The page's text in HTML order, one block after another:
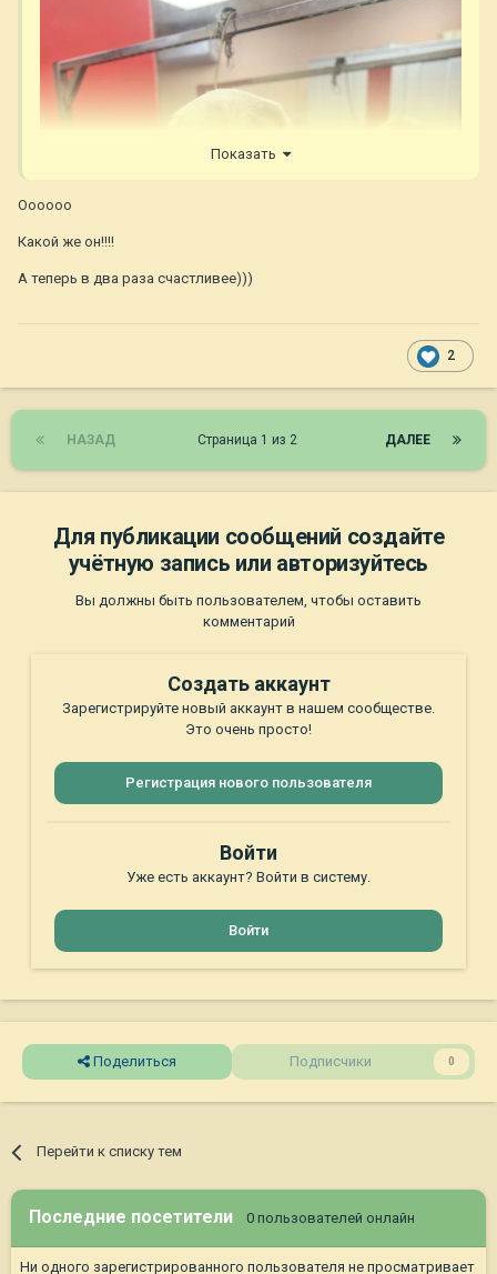
Рэй посетил грумера))) вычесан, промыт, устал, спит))))
Показать
Оооооо
Какой же он!!!!
А теперь в два раза счастливее)))
2
НАЗАД ДАЛЕЕ
Страница 1 из 2
Для публикации сообщений создайте
учётную запись или авторизуйтесь
Вы должны быть пользователем, чтобы оставить
комментарий
Создать аккаунт
Зарегистрируйте новый аккаунт в нашем сообществе.
Это очень просто!
Регистрация нового пользователя
Войти
Уже есть аккаунт? Войти в систему.
Войти
Поделиться Подписчики 0
Перейти к списку тем
Последние посетители 0 пользователей онлайн
Ни одного зарегистрированного пользователя не просматривает